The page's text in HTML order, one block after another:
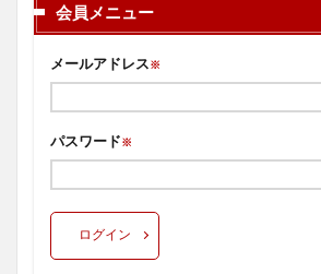
会員メニュー
メールアドレス※
パスワード※
ログイン